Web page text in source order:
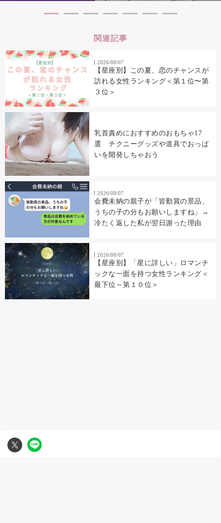
関連記事
2026/08/07
【星座別】この夏、恋のチャンスが
訪れる女性ランキング＜第１位〜第
３位＞
乳首責めにおすすめのおもちゃ17
選 チクニーグッズや道具でおっぱ
いを開発しちゃおう
2026/08/07
会費未納の親子が「皆勤賞の景品、
うちの子の分もお願いしますね」→
冷たく返した私が翌日謝った理由
2026/08/07
【星座別】「星に詳しい」ロマンチ
ックな一面を持つ女性ランキング＜
最下位～第１０位＞